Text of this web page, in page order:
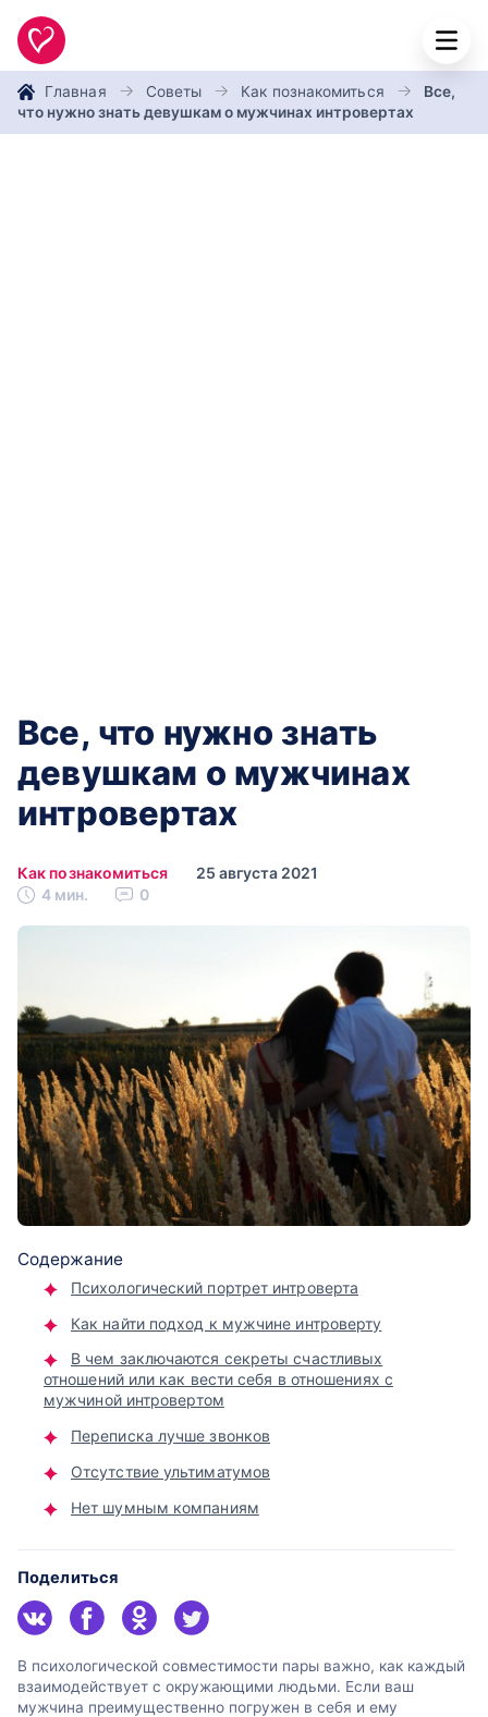
Главная Советы Как познакомиться
Все,
что нужно знать девушкам о мужчинах интровертах
Все, что нужно знать
девушкам о мужчинах
интровертах
Как познакомиться
25 августа 2021
4 мин.
0
Содержание
Психологический портрет интроверта
Как найти подход к мужчине интроверту
В чем заключаются секреты счастливых
отношений или как вести себя в отношениях с
мужчиной интровертом
Переписка лучше звонков
Отсутствие ультиматумов
Нет шумным компаниям
Поделиться
В психологической совместимости пары важно, как каждый
взаимодействует с окружающими людьми. Если ваш
мужчина преимущественно погружен в себя и ему